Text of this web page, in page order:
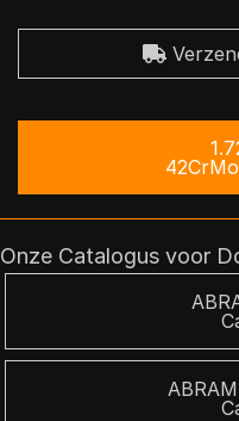
Onze Catalogus voor